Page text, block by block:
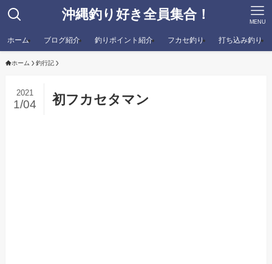
沖縄釣り好き全員集合！ MENU
ホーム ブログ紹介 釣りポイント紹介 フカセ釣り 打ち込み釣り
ホーム 釣行記
初フカセタマン
2021
1/04